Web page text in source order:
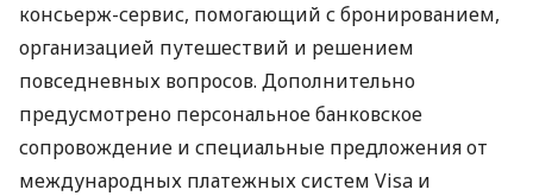
консьерж-сервис, помогающий с бронированием,
организацией путешествий и решением
повседневных вопросов. Дополнительно
предусмотрено персональное банковское
сопровождение и специальные предложения от
международных платежных систем Visa и